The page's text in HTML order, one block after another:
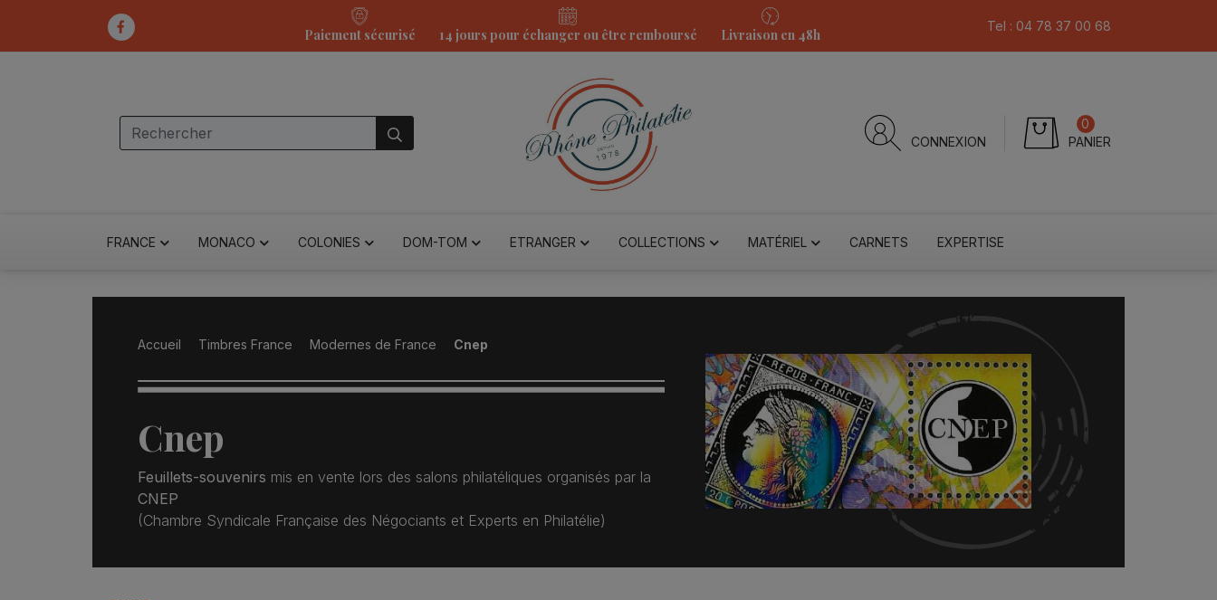
Paiement sécurisé 14 jours pour échanger ou être remboursé Livraison en 48h
Tel : 04 78 37 00 68
CONNEXION PANIER
0
FRANCE MONACO COLONIES DOM-TOM ETRANGER COLLECTIONS MATÉRIEL CARNETS EXPERTISE
Accueil Timbres France Modernes de France Cnep
Cnep
Feuillets-souvenirs mis en vente lors des salons philatéliques organisés par la
CNEP
(Chambre Syndicale Française des Négociants et Experts en Philatélie)